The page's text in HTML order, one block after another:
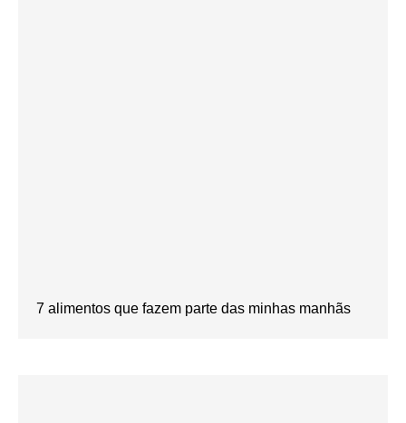
7 alimentos que fazem parte das minhas manhãs